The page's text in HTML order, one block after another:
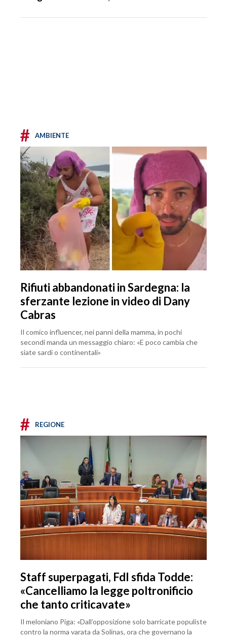
# AMBIENTE
Rifiuti abbandonati in Sardegna: la
sferzante lezione in video di Dany
Cabras
Il comico influencer, nei panni della mamma, in pochi
secondi manda un messaggio chiaro: «E poco cambia che
siate sardi o continentali»
# REGIONE
Staff superpagati, FdI sfida Todde:
«Cancelliamo la legge poltronificio
che tanto criticavate»
Il meloniano Piga: «Dall’opposizione solo barricate populiste
contro la norma varata da Solinas, ora che governano la